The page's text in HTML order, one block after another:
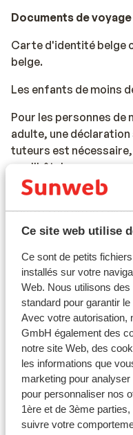
Ce site web utilise
Ce sont de petits
installés sur votre
Web. Nous utilisons
standard pour garantir
Avec votre autorisation,
GmbH également des
notre site Web, des
les informations que
marketing pour
pour personnaliser nos
1ère et de 3ème
suivre votre
Documents de voyage
Carte d'identité belge
belge.
Les enfants de moins
Pour les personnes de
adulte, une
tuteurs est
par l'hôtel.
Les documents de
toute la durée du
Si vous n'avez pas la
conseillons de
Veuillez noter que la
voyage en cours de
responsabilité.
Attention !
Pour le Portugal :
Chaque réservation